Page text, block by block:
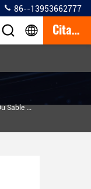
86--13953662777
Citation
Sable >